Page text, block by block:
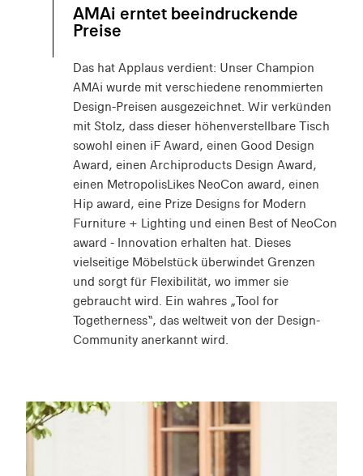
AMAi erntet beeindruckende
Preise
Das hat Applaus verdient: Unser Champion
AMAi wurde mit verschiedene renommierten
Design-Preisen ausgezeichnet. Wir verkünden
mit Stolz, dass dieser höhenverstellbare Tisch
sowohl einen iF Award, einen Good Design
Award, einen Archiproducts Design Award,
einen MetropolisLikes NeoCon award, einen
Hip award, eine Prize Designs for Modern
Furniture + Lighting und einen Best of NeoCon
award - Innovation erhalten hat. Dieses
vielseitige Möbelstück überwindet Grenzen
und sorgt für Flexibilität, wo immer sie
gebraucht wird. Ein wahres „Tool for
Togetherness“, das weltweit von der Design-
Community anerkannt wird.